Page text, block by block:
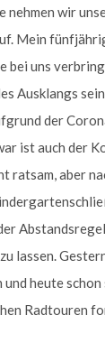
nehmen wir
Mein
bei uns
Ausklangs
der
ist auch der
ratsam, aber
lassen.
heute
Radtouren